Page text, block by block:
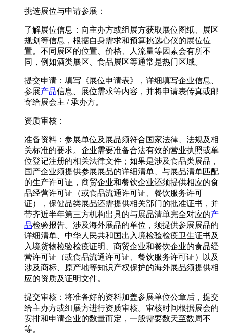
挑选展位与申请参展：
了解展位信息：向主办方或组展方获取展位图纸、展区
规划等信息，根据自身需求和预算挑选心仪的展位位
置。不同展区的位置、价格、人流量等因素会有所不
同，例如酒类展区、食品展区等通常是热门区域。
提交申请：填写《展位申请表》，详细填写企业信息、
参展产品信息、展位需求等内容，并将申请表传真或邮
寄给展会主 / 承办方。
资质审核：
准备资料：参展单位及展品须符合国家法律、法规及相
关标准的要求。企业需要准备合法有效的营业执照或单
位登记注册的相关法律文件；如果是涉及食品类展品，
国产企业须提供参展展品的详细清单、与展品清单匹配
的生产许可证，商贸企业和餐饮企业还须提供相应的食
品经营许可证（或食品流通许可证、餐饮服务许可
证），保健品类展品还需提供相关部门的批准证书，并
带齐近半年第三方机构出具的与展品清单完全对应的产
品检验报告。涉及海外展品的单位，须提供参展展品的
详细清单、中华人民共和国出入境检验检疫卫生证书及
入境货物检验检疫证明、商贸企业和餐饮企业的食品经
营许可证（或食品流通许可证、餐饮服务许可证）以及
涉及商标、原产地等知识产权保护的海外展品须提供相
应的资质及证明文件。
提交审核：将准备好的资料加盖参展单位公章后，提交
给主办方或组展方进行资质审核。审核时间根据展会的
安排和申请企业的数量而定，一般需要数天至数周不
等。